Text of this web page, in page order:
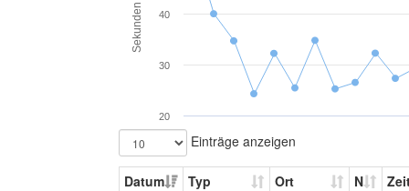
Sekunden
20
30
40
Einträge anzeigen
Datum Typ Ort N